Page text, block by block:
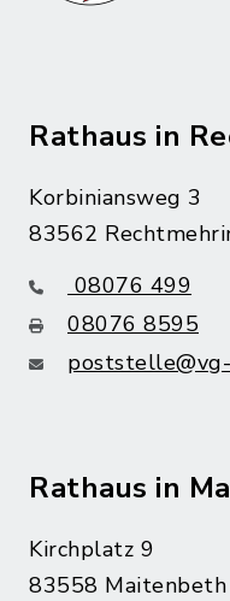
Rathaus in
Korbiniansweg 3
83562
08076 499
08076 8595
Rathaus in
Kirchplatz 9
83558 Maitenbeth